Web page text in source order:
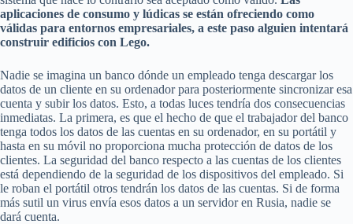
aplicaciones de consumo y lúdicas se están ofreciendo como
válidas para entornos empresariales, a este paso alguien intentará
construir edificios con Lego.
Nadie se imagina un banco dónde un empleado tenga descargar los
datos de un cliente en su ordenador para posteriormente sincronizar esa
cuenta y subir los datos. Esto, a todas luces tendría dos consecuencias
inmediatas. La primera, es que el hecho de que el trabajador del banco
tenga todos los datos de las cuentas en su ordenador, en su portátil y
hasta en su móvil no proporciona mucha protección de datos de los
clientes. La seguridad del banco respecto a las cuentas de los clientes
está dependiendo de la seguridad de los dispositivos del empleado. Si
le roban el portátil otros tendrán los datos de las cuentas. Si de forma
más sutil un virus envía esos datos a un servidor en Rusia, nadie se
dará cuenta.